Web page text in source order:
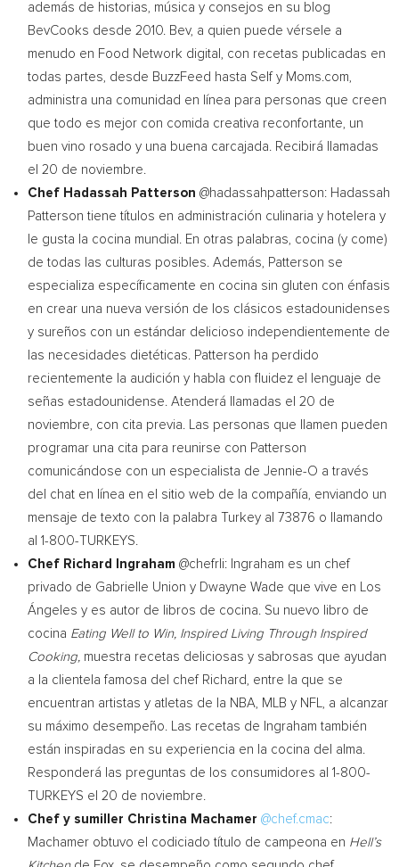
además de historias, música y consejos en su blog
BevCooks desde 2010. Bev, a quien puede vérsele a
menudo en Food Network digital, con recetas publicadas en
todas partes, desde BuzzFeed hasta Self y Moms.com,
administra una comunidad en línea para personas que creen
que todo es mejor con comida creativa reconfortante, un
buen vino rosado y una buena carcajada. Recibirá llamadas
el 20 de noviembre.
Chef Hadassah Patterson @hadassahpatterson: Hadassah
Patterson tiene títulos en administración culinaria y hotelera y
le gusta la cocina mundial. En otras palabras, cocina (y come)
de todas las culturas posibles. Además, Patterson se
especializa específicamente en cocina sin gluten con énfasis
en crear una nueva versión de los clásicos estadounidenses
y sureños con un estándar delicioso independientemente de
las necesidades dietéticas. Patterson ha perdido
recientemente la audición y habla con fluidez el lenguaje de
señas estadounidense. Atenderá llamadas el 20 de
noviembre, con cita previa. Las personas que llamen pueden
programar una cita para reunirse con Patterson
comunicándose con un especialista de Jennie-O a través
del chat en línea en el sitio web de la compañía, enviando un
mensaje de texto con la palabra
Turkey al 73876 o llamando
al 1-800-TURKEYS.
Chef Richard Ingraham @chefrli: Ingraham es un chef
privado de Gabrielle Union y Dwayne Wade que vive en Los
Ángeles y es autor de libros de cocina. Su nuevo libro de
cocina Eating Well to Win, Inspired Living Through Inspired
Cooking, muestra recetas deliciosas y sabrosas que ayudan
a la clientela famosa del chef Richard, entre la que se
encuentran artistas y atletas de la NBA, MLB y NFL, a alcanzar
su máximo desempeño. Las recetas de Ingraham también
están inspiradas en su experiencia en la cocina del alma.
Responderá las preguntas de los consumidores al 1-800-
TURKEYS el 20 de noviembre.
Chef y sumiller Christina Machamer @chef.cmac:
Machamer obtuvo el codiciado título de campeona en Hell’s